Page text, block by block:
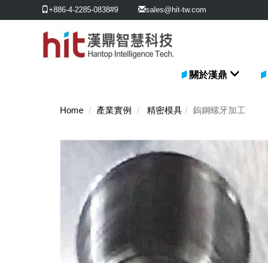
+886-4-2285-0838#9 sales@hit-tw.com
關於漢鼎
Home 產業實例 精密模具 鎢鋼螺牙加工